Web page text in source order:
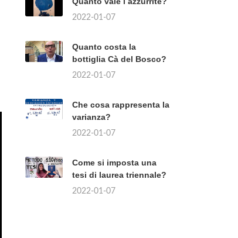
2022-01-07
Quanto costa la
bottiglia Cà del Bosco?
2022-01-07
Che cosa rappresenta la
varianza?
2022-01-07
Come si imposta una
tesi di laurea triennale?
2022-01-07